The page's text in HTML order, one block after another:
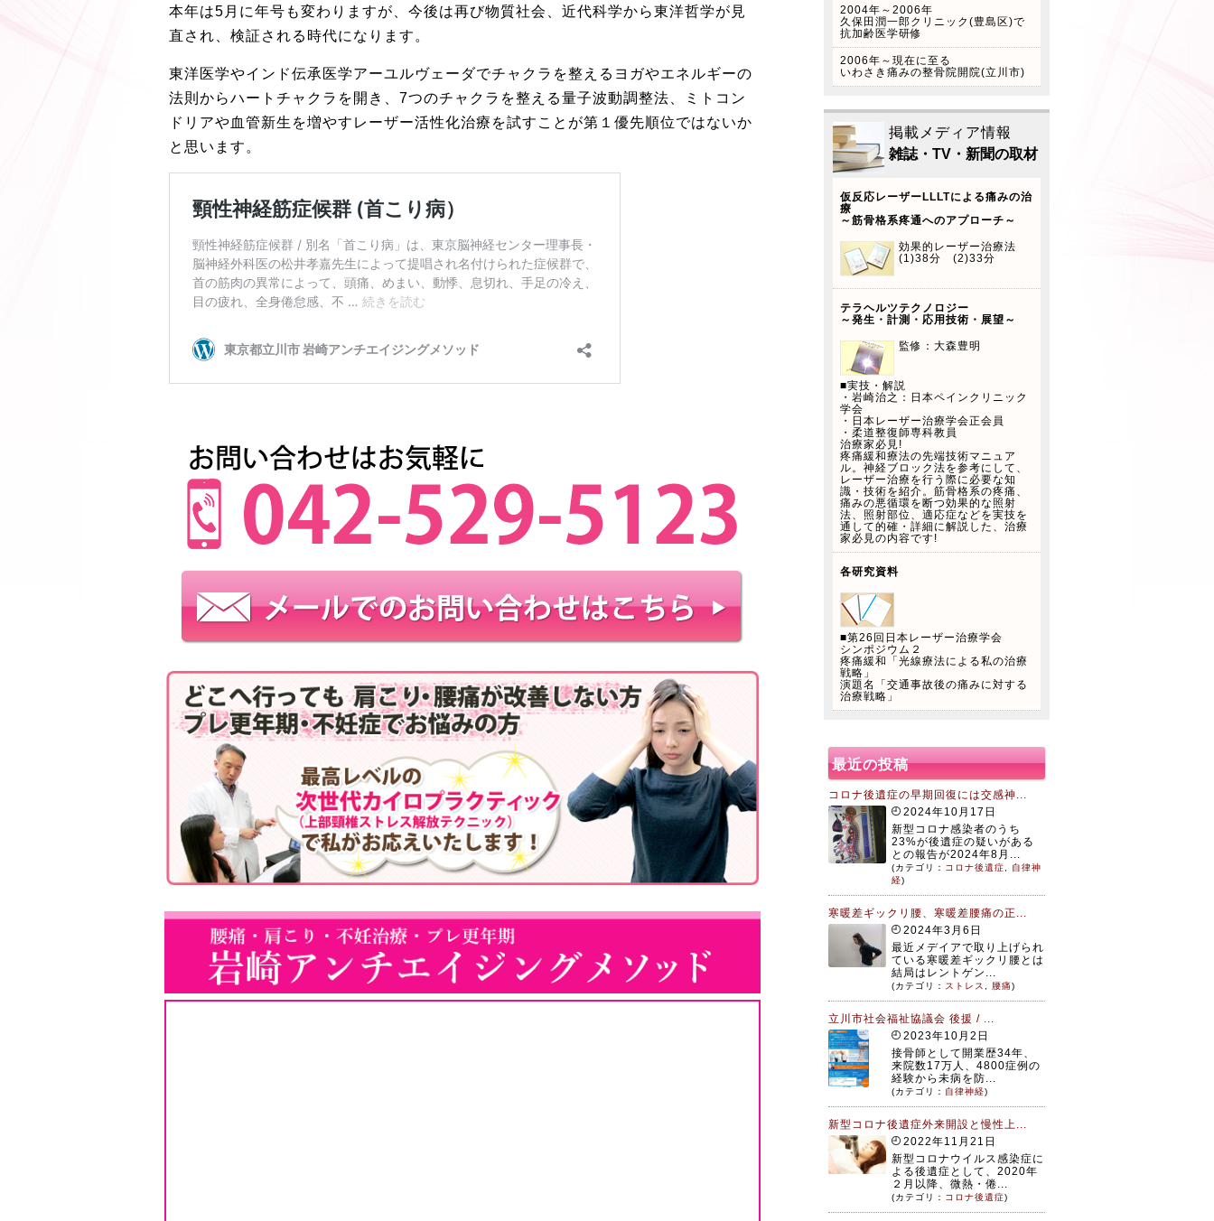
本年は5月に年号も変わりますが、今後は再び物質社会、近代科学から東洋哲学が見
直され、検証される時代になります。
東洋医学やインド伝承医学アーユルヴェーダでチャクラを整えるヨガやエネルギーの
法則からハートチャクラを開き、7つのチャクラを整える量子波動調整法、ミトコン
ドリアや血管新生を増やすレーザー活性化治療を試すことが第１優先順位ではないか
と思います。
に、この度本年4月から自律
神経美容術(フェイステクニ
ック)スタート致します！ ※
当院はペイペイ、LINEペイ
機会にご利用下さい。
2004年～2006年
久保田潤一郎クリニック(豊島区)で
抗加齢医学研修
2006年～現在に至る
いわさき痛みの整骨院開院(立川市)
掲載メディア情報
雑誌・TV・新聞の取材
仮反応レーザーLLLTによる痛みの治
療
～筋骨格系疼通へのアプローチ～
効果的レーザー治療法
(1)38分 (2)33分
テラヘルツテクノロジー
～発生・計測・応用技術・展望～
監修：大森豊明
■実技・解説
・岩崎治之：日本ペインクリニック
学会
・日本レーザー治療学会正会員
・柔道整復師専科教員
治療家必見!
疼痛緩和療法の先端技術マニュア
ル。神経ブロック法を参考にして、
レーザー治療を行う際に必要な知
識・技術を紹介。筋骨格系の疼痛、
痛みの悪循環を断つ効果的な照射
法、照射部位、適応症などを実技を
通して的確・詳細に解説した、治療
家必見の内容です!
各研究資料
■第26回日本レーザー治療学会
シンポジウム２
疼痛緩和「光線療法による私の治療
戦略」
演題名「交通事故後の痛みに対する
治療戦略」
最近の投稿
コロナ後遺症の早期回復には交感神...
2024年10月17日
新型コロナ感染者のうち
23%が後遺症の疑いがある
との報告が2024年8月...
(カテゴリ： コロナ後遺症
自律神
経)
寒暖差ギックリ腰、寒暖差腰痛の正...
2024年3月6日
最近メデイアで取り上げられ
ている寒暖差ギックリ腰とは
結局はレントゲン...
(カテゴリ： ストレス 腰痛)
立川市社会福祉協議会 後援 / ...
2023年10月2日
接骨師として開業歴34年、
来院数17万人、4800症例の
経験から未病を防...
(カテゴリ： 自律神経)
新型コロナ後遺症外来開設と慢性上...
2022年11月21日
新型コロナウイルス感染症に
よる後遺症として、2020年
２月以降、微熱・倦...
(カテゴリ： コロナ後遺症)